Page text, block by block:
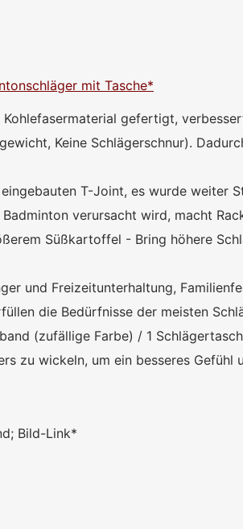
mit Tasche*
gefertigt,
Keine Schlägerschnur).
T-Joint, es wurde
verursacht wird, macht
Süßkartoffel - Bring höhere
und Freizeitunterhaltung,
die Bedürfnisse der meisten
(zufällige Farbe) / 1
zu wickeln, um ein besseres
Bild-Link*